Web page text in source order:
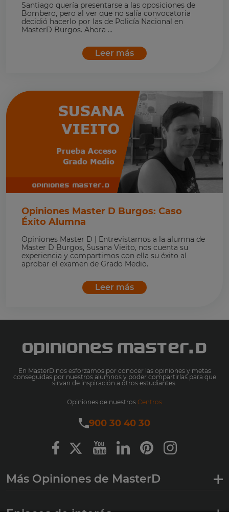
Santiago quería presentarse a las oposiciones de
Bombero, pero al ver que no salía convocatoria
decidió hacerlo por las de Policía Nacional en
MasterD Burgos. Ahora ...
Leer más
Opiniones Master D Burgos: Caso
Éxito Alumna
Opiniones Master D | Entrevistamos a la alumna de
Master D Burgos, Susana Vieito, nos cuenta su
experiencia y compartimos con ella su éxito al
aprobar el examen de Grado Medio.
Leer más
En MasterD nos esforzamos por conocer las opiniones y metas
conseguidas por nuestros alumnos y poder compartirlas para que
sirvan de inspiración a otros estudiantes.
Opiniones de nuestros Centros
900 30 40 30
Más Opiniones de MasterD
Enlaces de interés